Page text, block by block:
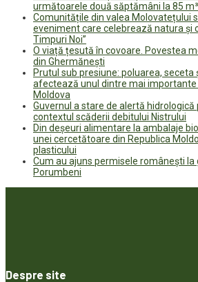
următoarele două săptămâni la 85
Comunitățile din valea Molovatețului
eveniment care celebrează natura și
Timpuri Noi”
O viață țesută în covoare. Povestea
din Ghermănești
Prutul sub presiune: poluarea,
afectează unul dintre mai importante
Moldova
Guvernul a stare de alertă hidrologică
contextul scăderii debitului Nistrului
Din deșeuri alimentare la ambalaje
unei cercetătoare din Republica
plasticului
Cum au ajuns permisele românești la
Porumbeni
Despre site